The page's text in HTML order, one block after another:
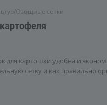
Овощные сетки
для картошки удобна и
сетку и как правильно